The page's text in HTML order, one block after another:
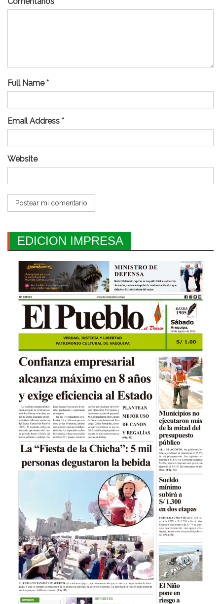
Full Name *
Email Address *
Website
EDICION IMPRESA